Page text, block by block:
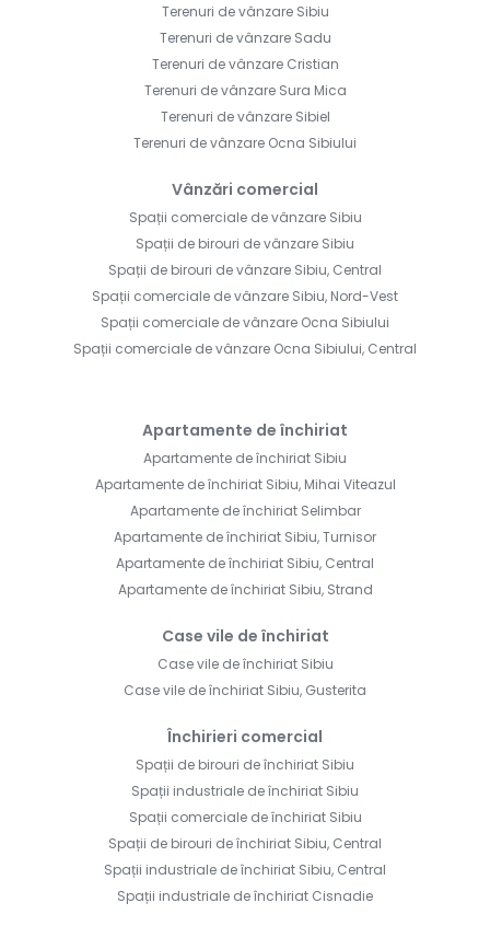
Terenuri de vânzare Sibiu
Terenuri de vânzare Sadu
Terenuri de vânzare Cristian
Terenuri de vânzare Sura Mica
Terenuri de vânzare Sibiel
Terenuri de vânzare Ocna Sibiului
Vânzări comercial
Spații comerciale de vânzare Sibiu
Spații de birouri de vânzare Sibiu
Spații de birouri de vânzare Sibiu, Central
Spații comerciale de vânzare Sibiu, Nord-Vest
Spații comerciale de vânzare Ocna Sibiului
Spații comerciale de vânzare Ocna Sibiului, Central
Apartamente de închiriat
Apartamente de închiriat Sibiu
Apartamente de închiriat Sibiu, Mihai Viteazul
Apartamente de închiriat Selimbar
Apartamente de închiriat Sibiu, Turnisor
Apartamente de închiriat Sibiu, Central
Apartamente de închiriat Sibiu, Strand
Case vile de închiriat
Case vile de închiriat Sibiu
Case vile de închiriat Sibiu, Gusterita
Închirieri comercial
Spații de birouri de închiriat Sibiu
Spații industriale de închiriat Sibiu
Spații comerciale de închiriat Sibiu
Spații de birouri de închiriat Sibiu, Central
Spații industriale de închiriat Sibiu, Central
Spații industriale de închiriat Cisnadie